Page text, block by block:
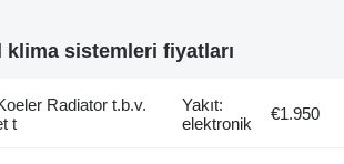
sistemleri fiyatları
Radiator t.b.v.
t
Yakıt:
elektronik
€1.950